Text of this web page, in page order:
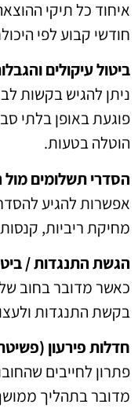
איחוד כל תיקי
חודשי קבוע לפי
ביטול עיקולים
ניתן להגיש בקשות
פוגעת באופן בלתי
הוטלה בטעות.
הסדרי תשלומים מול
אפשרות להגיע
מחיקת ריביות,
הגשת התנגדות /
כאשר מדובר בחוב
בקשת התנגדות
חדלות פירעון
פתרון לחייבים
מדובר בתהליך